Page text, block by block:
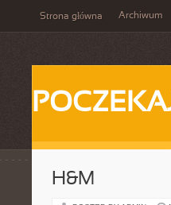
Strona główna Archiwum
H&M